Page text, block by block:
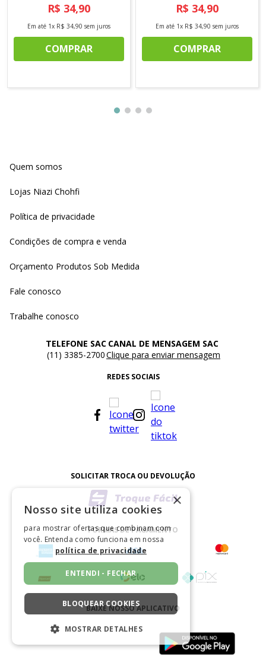
R$ 34,90
Em até 1x R$ 34,90 sem juros
COMPRAR
R$ 34,90
Em até 1x R$ 34,90 sem juros
COMPRAR
Quem somos
Lojas Niazi Chohfi
Política de privacidade
Condições de compra e venda
Orçamento Produtos Sob Medida
Fale conosco
Trabalhe conosco
TELEFONE SAC
(11) 3385-2700
CANAL DE MENSAGEM SAC
Clique para enviar mensagem
REDES SOCIAIS
SOLICITAR TROCA OU DEVOLUÇÃO
FORMAS DE PAGAMENTO
BAIXE NOSSO APLICATIVO
×
Nosso site utiliza cookies
para mostrar ofertas que combinam com
você. Entenda como funciona em nossa
política de privacidade
ENTENDI - FECHAR
BLOQUEAR COOKIES
MOSTRAR DETALHES
ESTRITAMENTE NECESSÁRIOS